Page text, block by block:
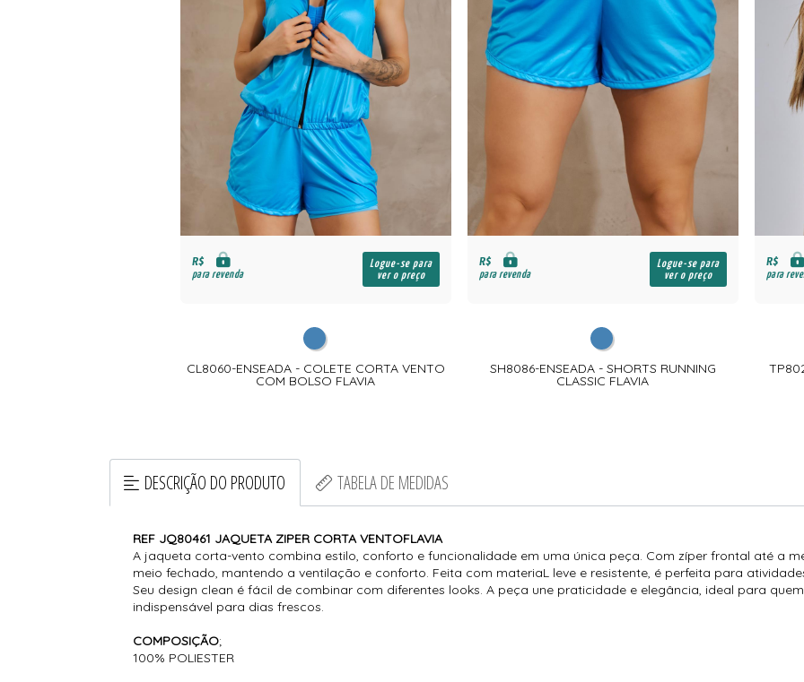
R$
para revenda
Logue-se para
ver o preço
CL8060-ENSEADA - COLETE CORTA VENTO
COM BOLSO FLAVIA
R$
para revenda
Logue-se para
ver o preço
SH8086-ENSEADA - SHORTS RUNNING
CLASSIC FLAVIA
R$
para
DESCRIÇÃO DO PRODUTO TABELA DE MEDIDAS
REF JQ80461 JAQUETA ZIPER CORTA VENTOFLAVIA
A jaqueta corta-vento combina estilo, conforto e funcionalidade em uma única peça. Com zíper frontal até a
meio fechado, mantendo a ventilação e conforto. Feita com materiaL leve e resistente, é perfeita para
Seu design clean é fácil de combinar com diferentes looks. A peça une praticidade e elegância, ideal para
indispensável para dias frescos.
COMPOSIÇÃO;
100% POLIESTER